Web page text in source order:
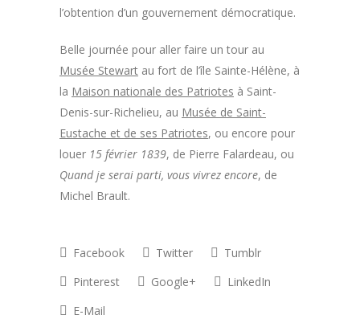
l’obtention d’un gouvernement démocratique.
Belle journée pour aller faire un tour au
Musée Stewart au fort de l’île Sainte-Hélène, à
la Maison nationale des Patriotes à Saint-
Denis-sur-Richelieu, au Musée de Saint-
Eustache et de ses Patriotes, ou encore pour
louer 15 février 1839, de Pierre Falardeau, ou
Quand je serai parti, vous vivrez encore, de
Michel Brault.
Facebook Twitter
Tumblr
Pinterest
Google+
LinkedIn
E-Mail